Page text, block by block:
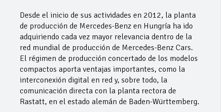
Desde el inicio de sus actividades en 2012, la planta
de producción de Mercedes-Benz en Hungría ha ido
adquiriendo cada vez mayor relevancia dentro de la
red mundial de producción de Mercedes-Benz Cars.
El régimen de producción concertado de los modelos
compactos aporta ventajas importantes, como la
interconexión digital en red y, sobre todo, la
comunicación directa con la planta rectora de
Rastatt, en el estado alemán de Baden-Württemberg.